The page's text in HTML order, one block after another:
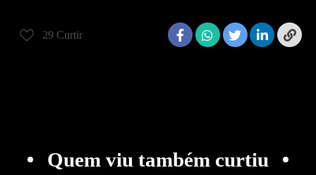
29 Curtir
Quem viu também curtiu